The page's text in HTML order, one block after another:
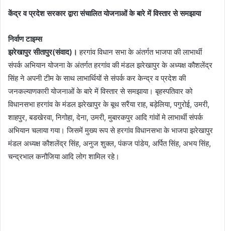
केंद्र व प्रदेश सरकार द्वारा संचालित योजनाओं के बारे में विस्तार से समझाया
निर्वाण टाइम्स
झरेखापुर सीतापुर(संवाद)। हरगांव विधान सभा के अंतर्गत भाजपा की लाभार्थी
संपर्क अभियान योजना के अंतर्गत हरगांव की मंडल झरेखापुर के अध्यक्ष कौशलेंद्र
सिंह ने अपनी टीम के साथ लाभार्थियों से संपर्क कर केन्द्र व प्रदेश की
जनकल्याणकारी योजनाओं के बारे में विस्तार से समझाया। बृहस्पतिवार को
विधानसभा हरगांव के मंडल झरेखापुर के बूथ सरैंया राह, बड़ेलिया, पगुरोई, उमरी,
शाहपुर, बडखेरवा, निगोहा, देना, उमरी, मुबारकपुर आदि गांवों मे लाभार्थी संपर्क
अभियान चलाया गया। जिसमें मुख्य रूप से हरगांव विधानसभा के भाजपा झरेखापुर
मंडल अध्यक्ष कौशलेंद्र सिंह, अनुज शुक्ल, पंकज पांडेय, अर्पित सिंह, अभय सिंह,
चन्द्रभाल कनौजिया आदि लोग शामिल रहे।